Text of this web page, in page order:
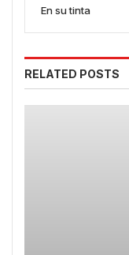
En su tinta
RELATED POSTS